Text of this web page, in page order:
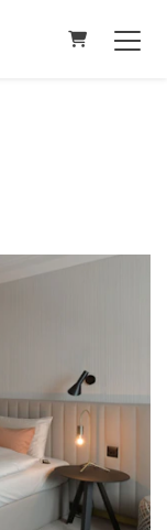
CARRELLO